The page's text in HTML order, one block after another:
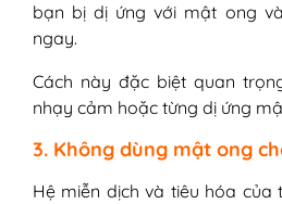
bạn bị dị ứng với mật ong
ngay.
Cách này đặc biệt quan
nhạy cảm hoặc từng dị ứng
3. Không dùng mật ong
Hệ miễn dịch và tiêu hóa của